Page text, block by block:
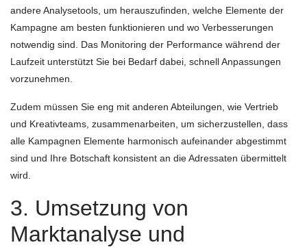
andere Analysetools, um herauszufinden, welche Elemente der
Kampagne am besten funktionieren und wo Verbesserungen
notwendig sind. Das Monitoring der Performance während der
Laufzeit unterstützt Sie bei Bedarf dabei, schnell Anpassungen
vorzunehmen.
Zudem müssen Sie eng mit anderen Abteilungen, wie Vertrieb
und Kreativteams, zusammenarbeiten, um sicherzustellen, dass
alle Kampagnen Elemente harmonisch aufeinander abgestimmt
sind und Ihre Botschaft konsistent an die Adressaten übermittelt
wird.
3. Umsetzung von
Marktanalyse und